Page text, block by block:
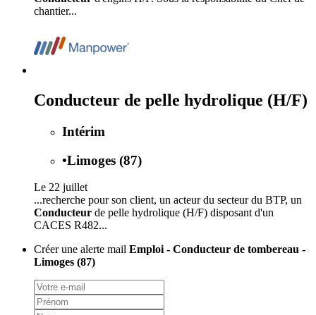
chantier...
Conducteur de pelle hydrolique (H/F)
Intérim
•Limoges (87)
Le 22 juillet
...recherche pour son client, un acteur du secteur du BTP, un
Conducteur de pelle hydrolique (H/F) disposant d'un
CACES R482...
Créer une alerte mail Emploi - Conducteur de tombereau -
Limoges (87)